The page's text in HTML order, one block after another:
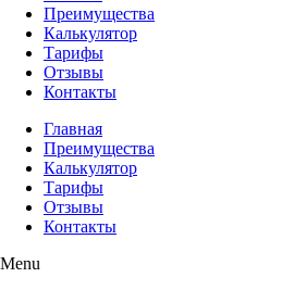
Преимущества
Калькулятор
Тарифы
Отзывы
Контакты
Главная
Преимущества
Калькулятор
Тарифы
Отзывы
Контакты
Menu